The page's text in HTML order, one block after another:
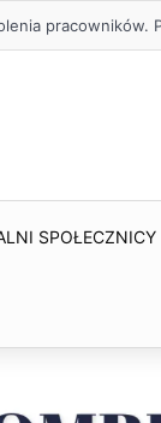
pracowników.
SPOŁECZNICY